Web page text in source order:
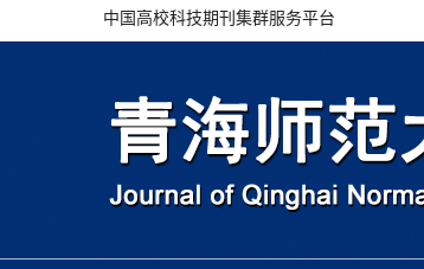
中国高校科技期刊集群服务平台